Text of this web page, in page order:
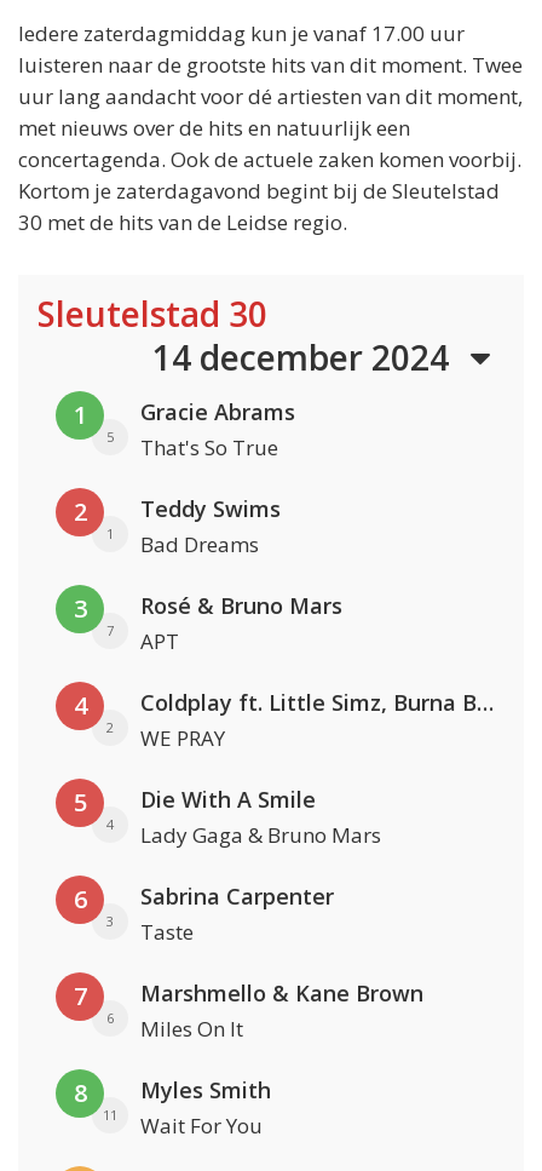
Iedere zaterdagmiddag kun je vanaf 17.00 uur
luisteren naar de grootste hits van dit moment. Twee
uur lang aandacht voor dé artiesten van dit moment,
met nieuws over de hits en natuurlijk een
concertagenda. Ook de actuele zaken komen voorbij.
Kortom je zaterdagavond begint bij de Sleutelstad
30 met de hits van de Leidse regio.
Sleutelstad 30
14 december 2024
1
5
Gracie Abrams
That's So True
2
1
Teddy Swims
Bad Dreams
3
7
Rosé & Bruno Mars
APT
4
2
Coldplay ft. Little Simz, Burna Boy, Elyanna & Tini
WE PRAY
5
4
Die With A Smile
Lady Gaga & Bruno Mars
6
3
Sabrina Carpenter
Taste
7
6
Marshmello & Kane Brown
Miles On It
8
11
Myles Smith
Wait For You